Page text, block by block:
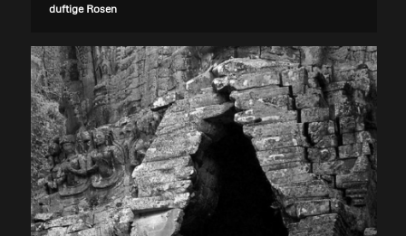
duftige Rosen